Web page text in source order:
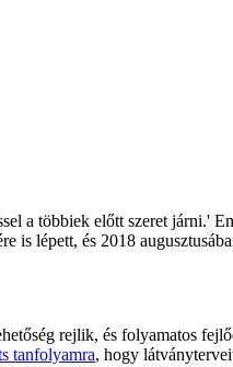
a többiek előtt szeret járni.'
is lépett, és 2018
rejlik, és folyamatos
tanfolyamra, hogy